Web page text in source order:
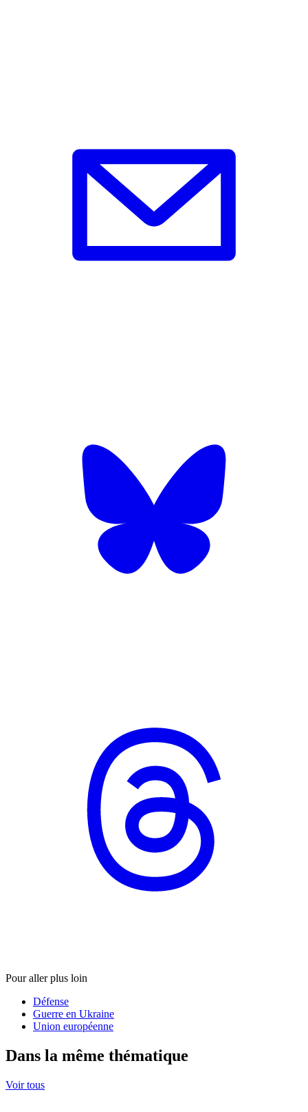
Pour aller plus loin
Défense
Guerre en Ukraine
Union européenne
Dans la même thématique
Voir tous